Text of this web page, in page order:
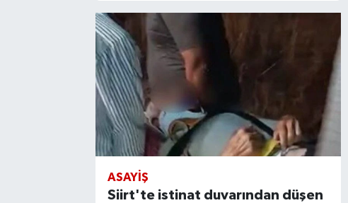
ASAYIŞ
Siirt'te istinat duvarından düşen